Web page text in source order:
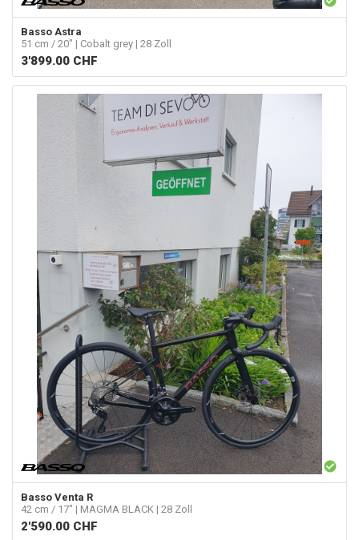
Basso Astra
51 cm / 20" | Cobalt grey | 28 Zoll
3'899.00 CHF
Basso Venta R
42 cm / 17" | MAGMA BLACK | 28 Zoll
2'590.00 CHF